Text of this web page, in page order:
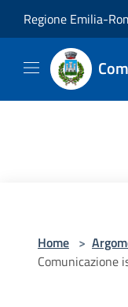
Regione Emilia-
Home >
Comunicazione